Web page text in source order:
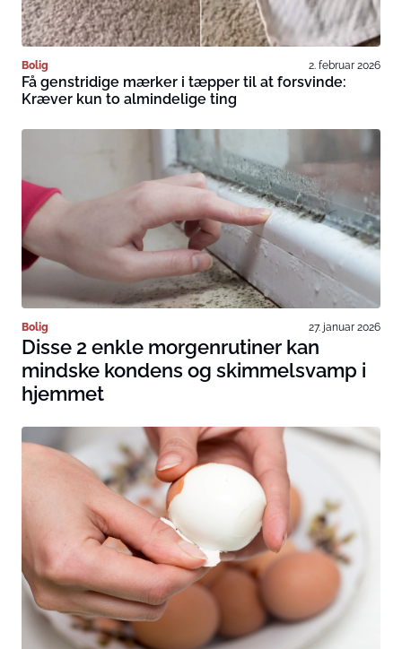
Bolig 2. februar 2026
Få genstridige mærker i tæpper til at forsvinde:
Kræver kun to almindelige ting
Bolig 27. januar 2026
Disse 2 enkle morgenrutiner kan
mindske kondens og skimmelsvamp i
hjemmet